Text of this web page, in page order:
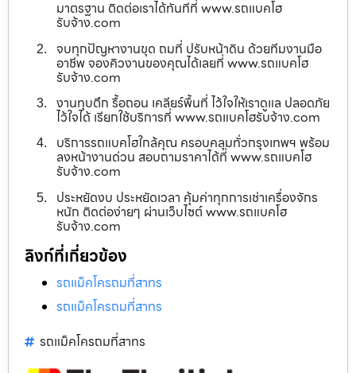
มาตรฐาน ติดต่อเราได้ทันทีที่ www.รถแบคโฮ
รับจ้าง.com
จบทุกปัญหางานขุด ถมที่ ปรับหน้าดิน ด้วยทีมงานมือ
อาชีพ จองคิวงานของคุณได้เลยที่ www.รถแบคโฮ
รับจ้าง.com
งานทุบตึก รื้อถอน เคลียร์พื้นที่ ไว้ใจให้เราดูแล ปลอดภัย
ไว้ใจได้ เรียกใช้บริการที่ www.รถแบคโฮรับจ้าง.com
บริการรถแบคโฮใกล้คุณ ครอบคลุมทั่วกรุงเทพฯ พร้อม
ลงหน้างานด่วน สอบถามราคาได้ที่ www.รถแบคโฮ
รับจ้าง.com
ประหยัดงบ ประหยัดเวลา คุ้มค่าทุกการเช่าเครื่องจักร
หนัก ติดต่อง่ายๆ ผ่านเว็บไซต์ www.รถแบคโฮ
รับจ้าง.com
ลิงก์ที่เกี่ยวข้อง
รถแม็คโครถมที่สาทร
รถแม็คโครถมที่สาทร
รถแม็คโครถมที่สาทร